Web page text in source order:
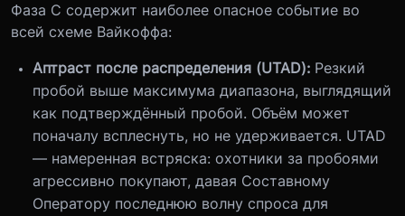
Фаза C содержит наиболее опасное событие во
всей схеме Вайкоффа:
Аптраст после распределения (UTAD): Резкий
пробой выше максимума диапазона, выглядящий
как подтверждённый пробой. Объём может
поначалу всплеснуть, но не удерживается. UTAD
— намеренная встряска: охотники за пробоями
агрессивно покупают, давая Составному
Оператору последнюю волну спроса для